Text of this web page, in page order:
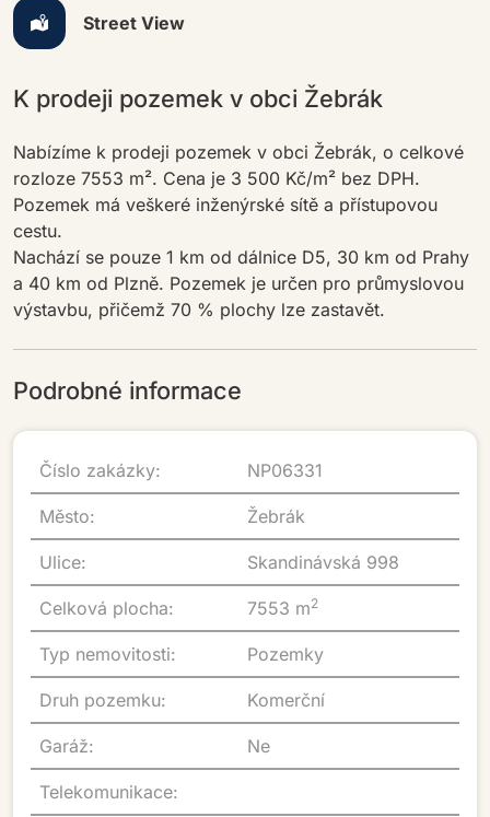
Street View
K prodeji pozemek v obci Žebrák
Nabízíme k prodeji pozemek v obci Žebrák, o celkové
rozloze 7553 m². Cena je 3 500 Kč/m² bez DPH.
Pozemek má veškeré inženýrské sítě a přístupovou
cestu.
Nachází se pouze 1 km od dálnice D5, 30 km od Prahy
a 40 km od Plzně. Pozemek je určen pro průmyslovou
výstavbu, přičemž 70 % plochy lze zastavět.
Podrobné informace
Číslo zakázky: NP06331
Město: Žebrák
Ulice: Skandinávská 998
Celková plocha: 7553 m2
Typ nemovitosti: Pozemky
Druh pozemku: Komerční
Garáž: Ne
Telekomunikace: